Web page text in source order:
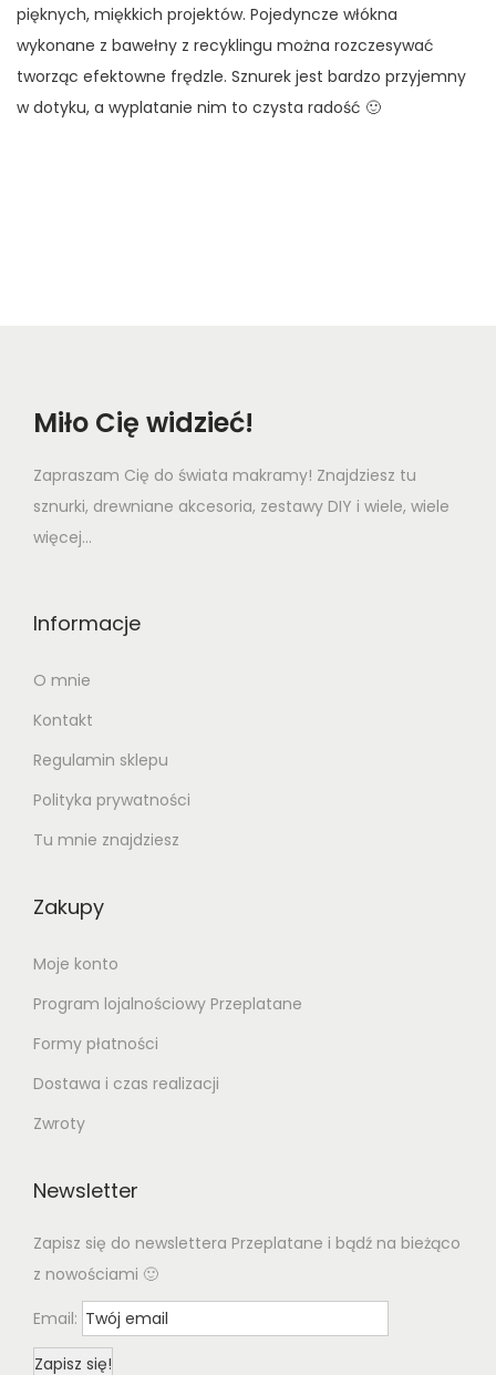
pięknych, miękkich projektów. Pojedyncze włókna
wykonane z bawełny z recyklingu można rozczesywać
tworząc efektowne frędzle. Sznurek jest bardzo przyjemny
w dotyku, a wyplatanie nim to czysta radość 🙂
Miło Cię widzieć!
Zapraszam Cię do świata makramy! Znajdziesz tu
sznurki, drewniane akcesoria, zestawy DIY i wiele, wiele
więcej...
Informacje
O mnie
Kontakt
Regulamin sklepu
Polityka prywatności
Tu mnie znajdziesz
Zakupy
Moje konto
Program lojalnościowy Przeplatane
Formy płatności
Dostawa i czas realizacji
Zwroty
Newsletter
Zapisz się do newslettera Przeplatane i bądź na bieżąco
z nowościami 🙂
Email: